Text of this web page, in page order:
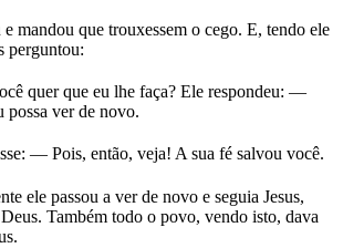
e mandou que trouxessem o cego. E, tendo ele
perguntou:
quer que eu lhe faça? Ele respondeu: —
possa ver de novo.
— Pois, então, veja! A sua fé salvou você.
ele passou a ver de novo e seguia Jesus,
Também todo o povo, vendo isto, dava